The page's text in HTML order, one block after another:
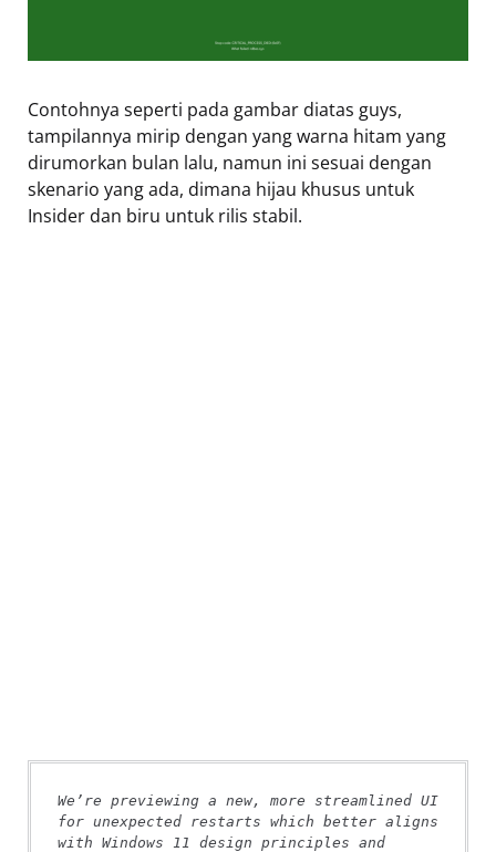
Contohnya seperti pada gambar diatas guys,
tampilannya mirip dengan yang warna hitam yang
dirumorkan bulan lalu, namun ini sesuai dengan
skenario yang ada, dimana hijau khusus untuk
Insider dan biru untuk rilis stabil.
We’re previewing a new, more streamlined UI
for unexpected restarts which better aligns
with Windows 11 design principles and